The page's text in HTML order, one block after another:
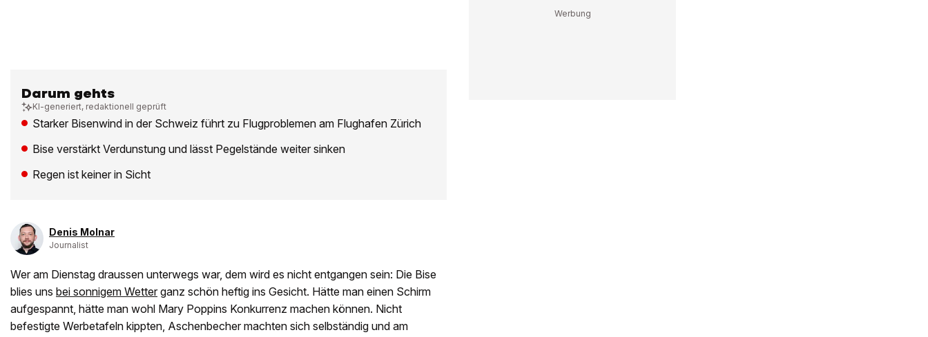
Darum gehts
KI-generiert, redaktionell geprüft
Starker Bisenwind in der Schweiz führt zu Flugproblemen am Flughafen Zürich
Bise verstärkt Verdunstung und lässt Pegelstände weiter sinken
Regen ist keiner in Sicht
Denis Molnar
Journalist
Wer am Dienstag draussen unterwegs war, dem wird es nicht entgangen sein: Die Bise
blies uns bei sonnigem Wetter ganz schön heftig ins Gesicht. Hätte man einen Schirm
aufgespannt, hätte man wohl Mary Poppins Konkurrenz machen können. Nicht
befestigte Werbetafeln kippten, Aschenbecher machten sich selbständig und am